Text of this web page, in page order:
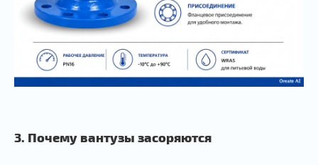
3. Почему вантузы засоряются